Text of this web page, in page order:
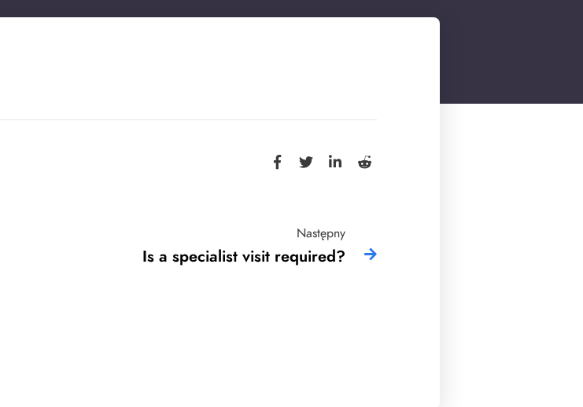
Następny
Is a specialist visit required?